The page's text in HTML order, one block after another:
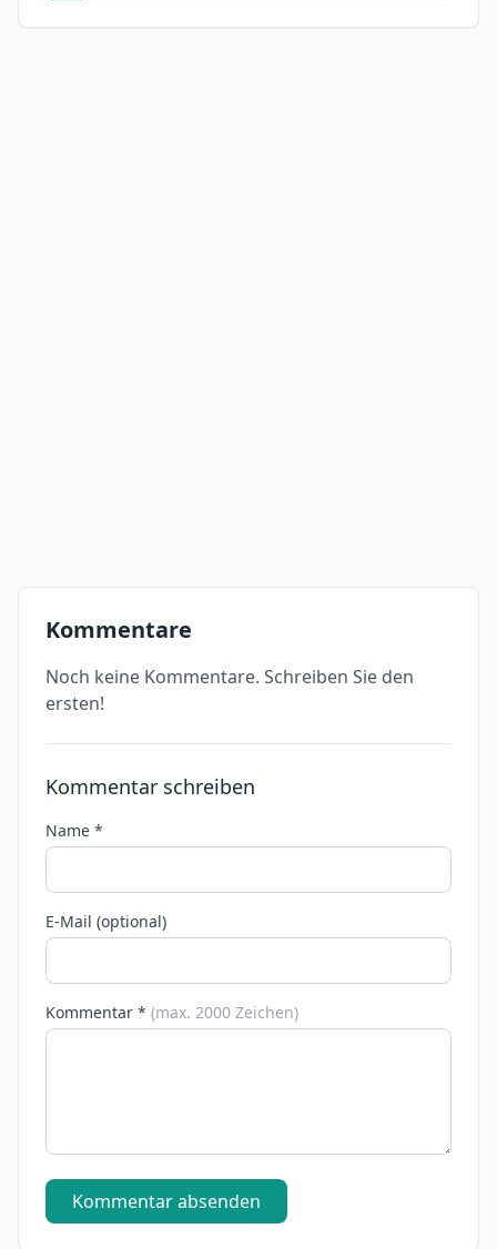
Kommentare
Noch keine Kommentare. Schreiben Sie den
ersten!
Kommentar schreiben
Name *
E-Mail (optional)
Kommentar * (max. 2000 Zeichen)
Kommentar absenden